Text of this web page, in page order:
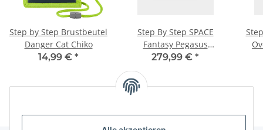
Step by Step Brustbeutel
Danger Cat Chiko
14,99 € *
Step By Step SPACE
Fantasy Pegasus
Schulranzen-Set 5- Teilig
279,99 € *